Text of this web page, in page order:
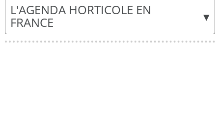
▾
L'AGENDA HORTICOLE EN
FRANCE